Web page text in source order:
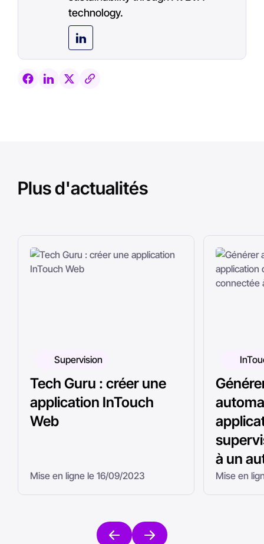
technology.
Plus d'actualités
Supervision
Tech Guru : créer une
application InTouch
Web
Mise en ligne le 16/09/2023
à un
Mise en